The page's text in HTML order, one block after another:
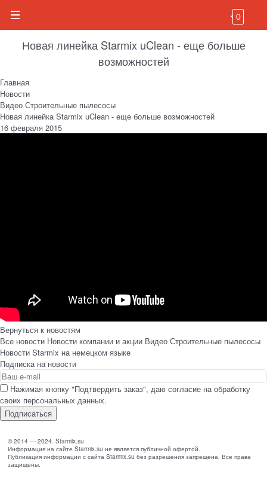
0
Новая линейка Starmix uClean - еще больше
возможностей
Главная
Новости
Видео Строительные пылесосы
Новая линейка Starmix uClean - еще больше возможностей
16 февраля 2015
Вернуться к новостям
Все новости Новости компании и акции Видео Строительные пылесосы
Новости Starmix на немецком языке
Подписка на новости
Нажимая кнопку "Подтвердить заказ", даю согласие на обработку
своих персональных данных.
© 2014 — 2024. Starmix.su
Информация на сайте Starmix.su не является публичной офертой.
Публикация информации с сайта Starmix.su без разрешения запрещена. Все права
защищены.